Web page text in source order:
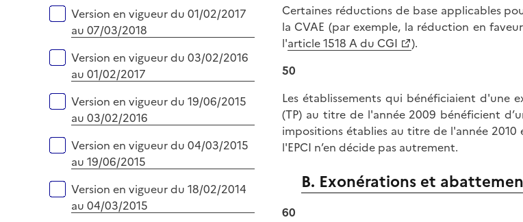
Version en vigueur du 01/02/2017
au 07/03/2018
Version en vigueur du 03/02/2016
au 01/02/2017
Version en vigueur du 19/06/2015
au 03/02/2016
Version en vigueur du 04/03/2015
au 19/06/2015
Version en vigueur du 18/02/2014
au 04/03/2015
Certaines réductions de base applicables
la CVAE (par exemple, la réduction en
l'article 1518 A du CGI
).
50
Les établissements qui bénéficiaient d'une
(TP) au titre de l'année 2009 bénéficient
impositions établies au titre de l'année
l'EPCI n’en décide pas autrement.
B. Exonérations et
60